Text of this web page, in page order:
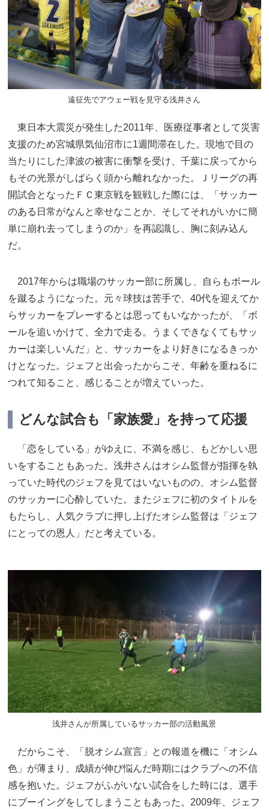
遠征先でアウェー戦を見守る浅井さん
東日本大震災が発生した2011年、医療従事者として災害
支援のため宮城県気仙沼市に1週間滞在した。現地で目の
当たりにした津波の被害に衝撃を受け、千葉に戻ってから
もその光景がしばらく頭から離れなかった。Ｊリーグの再
開試合となったＦＣ東京戦を観戦した際には、「サッカー
のある日常がなんと幸せなことか、そしてそれがいかに簡
単に崩れ去ってしまうのか」を再認識し、胸に刻み込ん
だ。
2017年からは職場のサッカー部に所属し、自らもボール
を蹴るようになった。元々球技は苦手で、40代を迎えてか
らサッカーをプレーするとは思ってもいなかったが、「ボ
ールを追いかけて、全力で走る。うまくできなくてもサッ
カーは楽しいんだ」と、サッカーをより好きになるきっか
けとなった。ジェフと出会ったからこそ、年齢を重ねるに
つれて知ること、感じることが増えていった。
どんな試合も「家族愛」を持って応援
「恋をしている」がゆえに、不満を感じ、もどかしい思
いをすることもあった。浅井さんはオシム監督が指揮を執
っていた時代のジェフを見てはいないものの、オシム監督
のサッカーに心酔していた。またジェフに初のタイトルを
もたらし、人気クラブに押し上げたオシム監督は「ジェフ
にとっての恩人」だと考えている。
浅井さんが所属しているサッカー部の活動風景
だからこそ、「脱オシム宣言」との報道を機に「オシム
色」が薄まり、成績が伸び悩んだ時期にはクラブへの不信
感を抱いた。ジェフがふがいない試合をした時には、選手
にブーイングをしてしまうこともあった。2009年、ジェフ